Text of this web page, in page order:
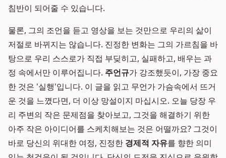
침반이 되어줄 수 있습니다.
물론, 그의 조언을 듣고 영상을 보는 것만으로 우리의 삶이
저절로 바뀌지는 않습니다. 진정한 변화는 그의 가르침을 바
탕으로 우리 스스로가 직접 부딪히고, 실패하고, 배우는 과
정 속에서만 이루어집니다. 주언규가 강조했듯이, 가장 중요
한 것은 '실행'입니다. 이 글을 읽고 무언가 가슴속에서 뜨거
운 것을 느꼈다면, 더 이상 망설이지 마십시오. 오늘 당장 우
리 주변의 작은 문제점을 찾아보고, 그것을 해결하기 위한
아주 작은 아이디어를 스케치해보는 것은 어떨까요? 그것이
바로 당신의 위대한 여정, 진정한 경제적 자유를 향한 의미